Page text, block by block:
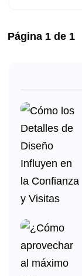
Página 1 de 1